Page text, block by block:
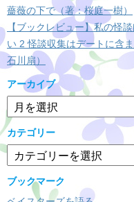
薔薇の下で（著：桜庭一樹）
【ブックレビュー】私の怪
い 2 怪談収集はデートに含
石川扇）
アーカイブ
ア
ー
カ
イ
ブ
カテゴリー
カ
テ
ゴ
ブックマーク